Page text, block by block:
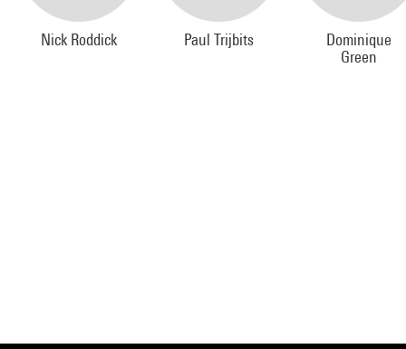
Nick Roddick Paul Trijbits
Dominique
Green